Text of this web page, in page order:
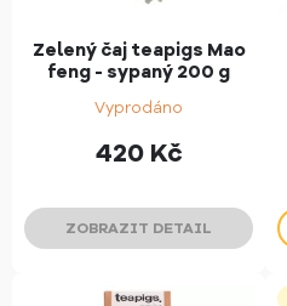
Zelený čaj teapigs Mao
feng - sypaný 200 g
Vyprodáno
420 Kč
ZOBRAZIT DETAIL